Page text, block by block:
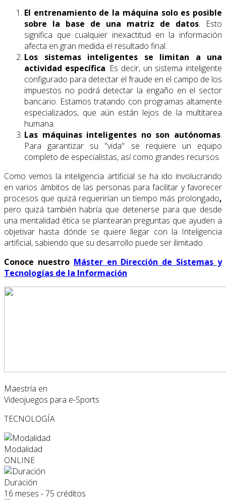
El entrenamiento de la máquina solo es posible
sobre la base de una matriz de datos. Esto
significa que cualquier inexactitud en la información
afecta en gran medida el resultado final.
Los sistemas inteligentes se limitan a una
actividad específica. Es decir, un sistema inteligente
configurado para detectar el fraude en el campo de los
impuestos no podrá detectar la engaño en el sector
bancario. Estamos tratando con programas altamente
especializados, que aún están lejos de la multitarea
humana.
Las máquinas inteligentes no son autónomas.
Para garantizar su "vida" se requiere un equipo
completo de especialistas, así como grandes recursos.
Como vemos la inteligencia artificial se ha ido involucrando
en varios ámbitos de las personas para facilitar y favorecer
procesos que quizá requerirían un tiempo más prolongado,
pero quizá también habría que detenerse para que desde
una mentalidad ética se plantearan preguntas que ayuden a
objetivar hasta dónde se quiere llegar con la Inteligencia
artificial, sabiendo que su desarrollo puede ser ilimitado.
Conoce nuestro Máster en Dirección de Sistemas y
Tecnologías de la Información
Maestría en
Videojuegos para e-Sports
TECNOLOGÍA
Modalidad
ONLINE
Duración
16 meses - 75 créditos